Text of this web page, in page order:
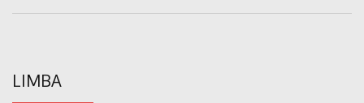
LIMBA